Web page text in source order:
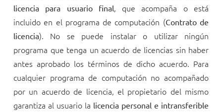
licencia para usuario final, que acompaña o está
incluido en el programa de computación (Contrato de
licencia). No se puede instalar o utilizar ningún
programa que tenga un acuerdo de licencias sin haber
antes aprobado los términos de dicho acuerdo. Para
cualquier programa de computación no acompañado
por un acuerdo de licencia, el propietario del mismo
garantiza al usuario la licencia personal e intransferible